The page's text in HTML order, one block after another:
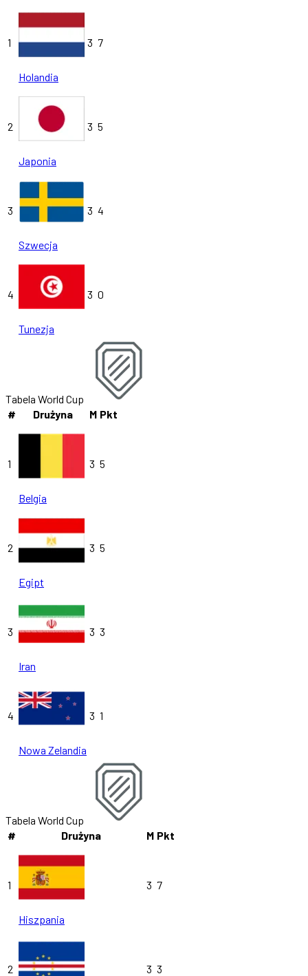
1
Holandia
3 7
2
Japonia
3 5
3
Szwecja
3 4
4
Tunezja
3 0
Tabela World Cup
#
Drużyna M Pkt
1
Belgia
3 5
2
Egipt
3 5
3
Iran
3 3
4
Nowa Zelandia
3 1
Tabela World Cup
#
Drużyna M Pkt
1
Hiszpania
3 7
2 3 3